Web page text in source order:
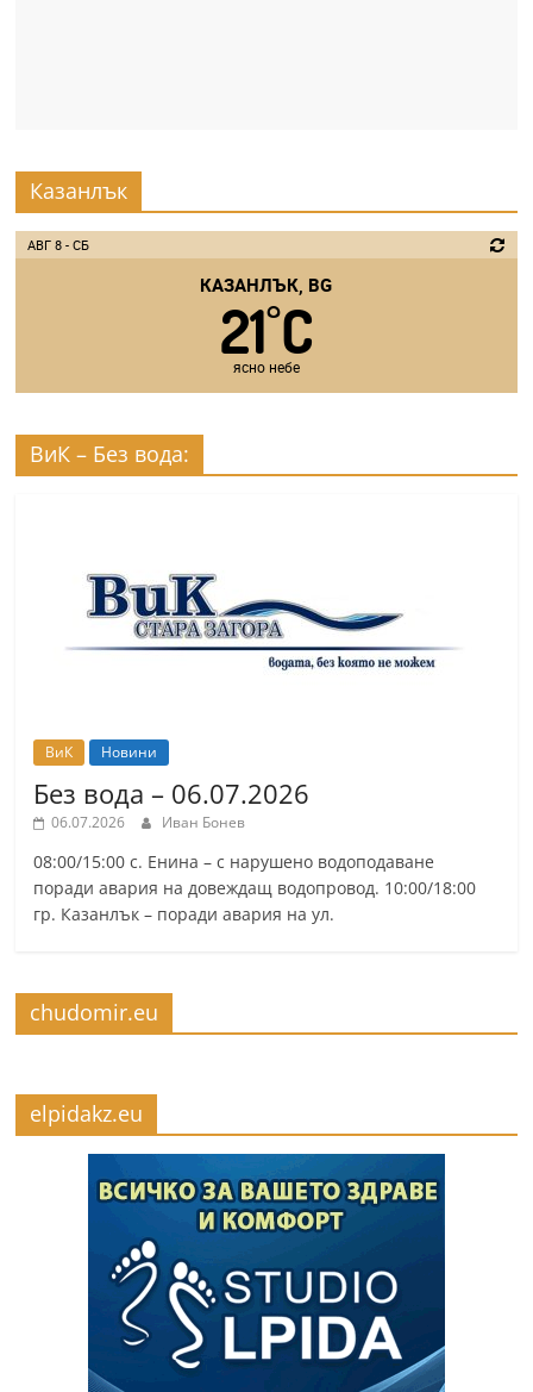
Казанлък
АВГ 8 - СБ
КАЗАНЛЪК, BG
21°C
ясно небе
ВиК – Без вода:
ВиК Новини
Без вода – 06.07.2026
06.07.2026 Иван Бонев
08:00/15:00 с. Енина – с нарушено водоподаване
поради авария на довеждащ водопровод. 10:00/18:00
гр. Казанлък – поради авария на ул.
chudomir.eu
elpidakz.eu